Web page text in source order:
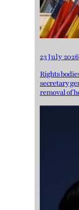
23 July 2026
Rights
secretary
removal of